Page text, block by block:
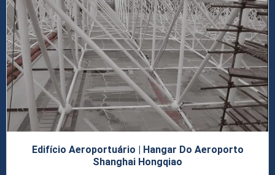
Edifício Aeroportuário | Hangar Do Aeroporto
Shanghai Hongqiao